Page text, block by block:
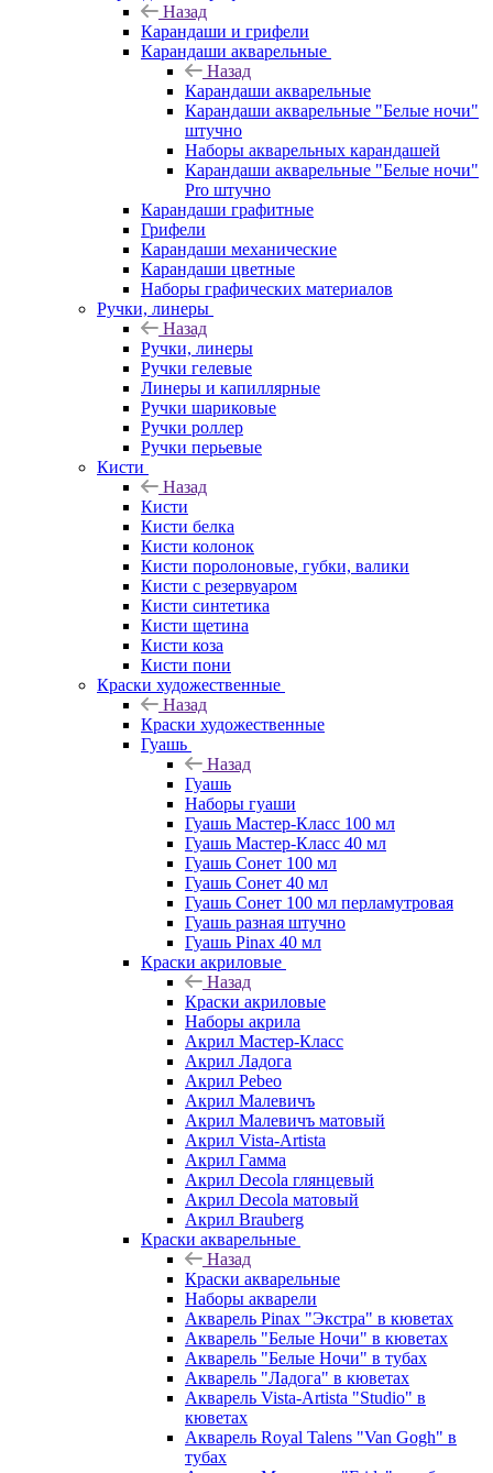
Назад
Карандаши и грифели
Карандаши акварельные
Назад
Карандаши акварельные
Карандаши акварельные "Белые ночи"
штучно
Наборы акварельных карандашей
Карандаши акварельные "Белые ночи"
Pro штучно
Карандаши графитные
Грифели
Карандаши механические
Карандаши цветные
Наборы графических материалов
Ручки, линеры
Назад
Ручки, линеры
Ручки гелевые
Линеры и капиллярные
Ручки шариковые
Ручки роллер
Ручки перьевые
Кисти
Назад
Кисти
Кисти белка
Кисти колонок
Кисти поролоновые, губки, валики
Кисти с резервуаром
Кисти синтетика
Кисти щетина
Кисти коза
Кисти пони
Краски художественные
Назад
Краски художественные
Гуашь
Назад
Гуашь
Наборы гуаши
Гуашь Мастер-Класс 100 мл
Гуашь Мастер-Класс 40 мл
Гуашь Сонет 100 мл
Гуашь Сонет 40 мл
Гуашь Сонет 100 мл перламутровая
Гуашь разная штучно
Гуашь Pinax 40 мл
Краски акриловые
Назад
Краски акриловые
Наборы акрила
Акрил Мастер-Класс
Акрил Ладога
Акрил Pebeo
Акрил Малевичъ
Акрил Малевичъ матовый
Акрил Vista-Artista
Акрил Гамма
Акрил Decola глянцевый
Акрил Decola матовый
Акрил Brauberg
Краски акварельные
Назад
Краски акварельные
Наборы акварели
Акварель Pinax "Экстра" в кюветах
Акварель "Белые Ночи" в кюветах
Акварель "Белые Ночи" в тубах
Акварель "Ладога" в кюветах
Акварель Vista-Artista "Studio" в
кюветах
Акварель Royal Talens "Van Gogh" в
тубах